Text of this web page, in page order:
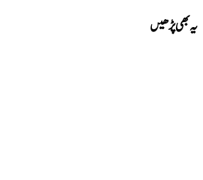
یہ بھی پڑھیں